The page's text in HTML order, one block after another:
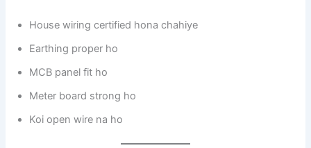
House wiring certified hona chahiye
Earthing proper ho
MCB panel fit ho
Meter board strong ho
Koi open wire na ho